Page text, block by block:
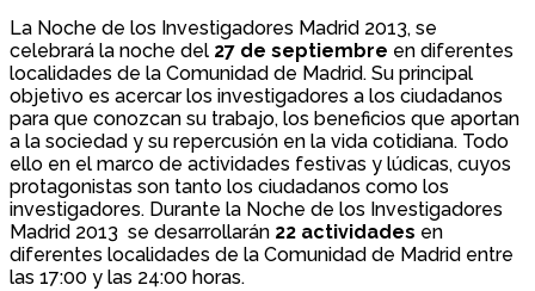
La Noche de los Investigadores Madrid 2013, se
celebrará la noche del 27 de septiembre en diferentes
localidades de la Comunidad de Madrid. Su principal
objetivo es acercar los investigadores a los ciudadanos
para que conozcan su trabajo, los beneficios que aportan
a la sociedad y su repercusión en la vida cotidiana. Todo
ello en el marco de actividades festivas y lúdicas, cuyos
protagonistas son tanto los ciudadanos como los
investigadores. Durante la Noche de los Investigadores
Madrid 2013 se desarrollarán 22 actividades en
diferentes localidades de la Comunidad de Madrid entre
las 17:00 y las 24:00 horas.